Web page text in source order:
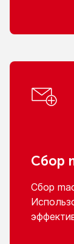
Сбор
Сбор